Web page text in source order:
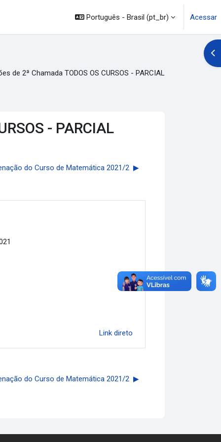
Português - Brasil ‎(pt_br)‎ Acessar
de 2ª Chamada TODOS OS CURSOS - PARCIAL
- PARCIAL
do Curso de Matemática 2021/2 ▶︎
Link direto
do Curso de Matemática 2021/2 ▶︎